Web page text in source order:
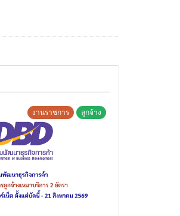
งานราชการ ลูกจ้าง